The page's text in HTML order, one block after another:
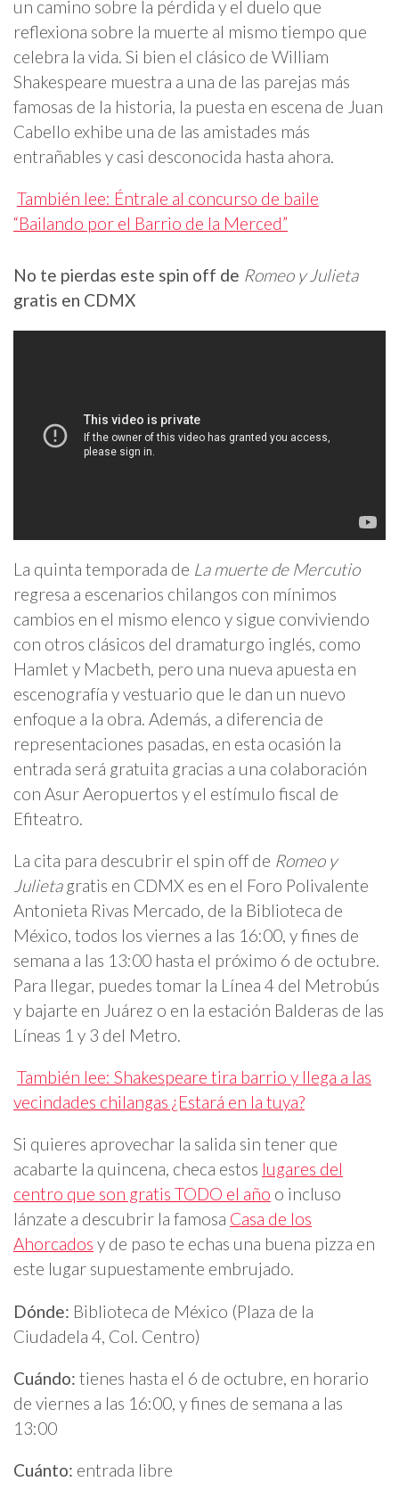
un camino sobre la pérdida y el duelo que
reflexiona sobre la muerte al mismo tiempo que
celebra la vida. Si bien el clásico de William
Shakespeare muestra a una de las parejas más
famosas de la historia, la puesta en escena de Juan
Cabello exhibe una de las amistades más
entrañables y casi desconocida hasta ahora.
También lee: Éntrale al concurso de baile
“Bailando por el Barrio de la Merced”
No te pierdas este spin off de Romeo y Julieta
gratis en CDMX
La quinta temporada de La muerte de Mercutio
regresa a escenarios chilangos con mínimos
cambios en el mismo elenco y sigue conviviendo
con otros clásicos del dramaturgo inglés, como
Hamlet y Macbeth, pero una nueva apuesta en
escenografía y vestuario que le dan un nuevo
enfoque a la obra. Además, a diferencia de
representaciones pasadas, en esta ocasión la
entrada será gratuita gracias a una colaboración
con Asur Aeropuertos y el estímulo fiscal de
Efiteatro.
La cita para descubrir el spin off de Romeo y
Julietagratis en CDMX es en el Foro Polivalente
Antonieta Rivas Mercado, de la Biblioteca de
México, todos los viernes a las 16:00, y fines de
semana a las 13:00 hasta el próximo 6 de octubre.
Para llegar, puedes tomar la Línea 4 del Metrobús
y bajarte en Juárez o en la estación Balderas de las
Líneas 1 y 3 del Metro.
También lee: Shakespeare tira barrio y llega a las
vecindades chilangas ¿Estará en la tuya?
Si quieres aprovechar la salida sin tener que
acabarte la quincena, checa estos lugares del
centro que son gratis TODO el año o incluso
lánzate a descubrir la famosa Casa de los
Ahorcados y de paso te echas una buena pizza en
este lugar supuestamente embrujado.
Dónde: Biblioteca de México (Plaza de la
Ciudadela 4, Col. Centro)
Cuándo: tienes hasta el 6 de octubre, en horario
de viernes a las 16:00, y fines de semana a las
13:00
Cuánto: entrada libre